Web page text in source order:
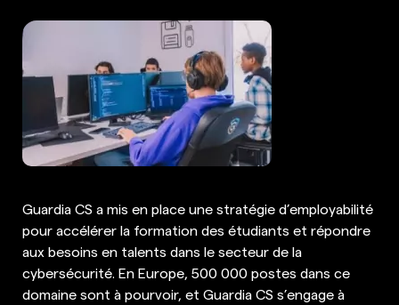
Guardia CS a mis en place une stratégie d’employabilité
pour accélérer la formation des étudiants et répondre
aux besoins en talents dans le secteur de la
cybersécurité. En Europe, 500 000 postes dans ce
domaine sont à pourvoir, et Guardia CS s’engage à